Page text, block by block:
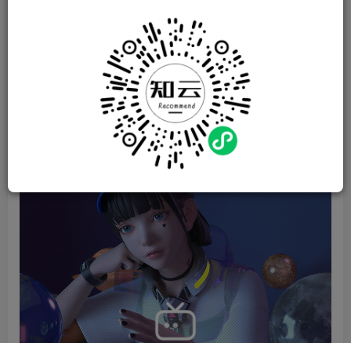
MainFrames来为各位介绍软盘。本款平台游戏独创且迷人，
在电脑屏幕的各种窗口和桌面上运行。你绝对不会想离开这